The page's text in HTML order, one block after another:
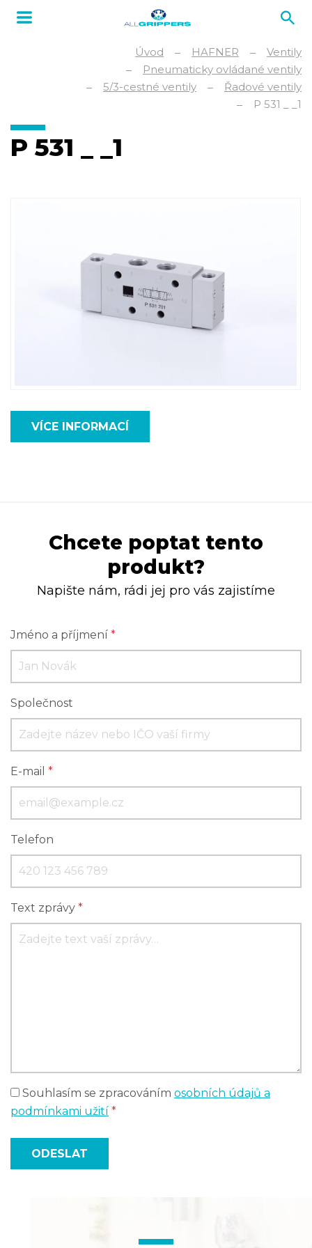
Úvod HAFNER
Ventily
Pneumaticky ovládané ventily
5/3-cestné ventily
Řadové ventily
P 531 _ _1
P 531 _ _1
VÍCE INFORMACÍ
Chcete poptat tento
produkt?
Napište nám, rádi jej pro vás zajistíme
Jméno a příjmení *
Společnost
E-mail *
Telefon
Text zprávy *
Souhlasím se zpracováním osobních údajů a
podmínkami užití *
ODESLAT